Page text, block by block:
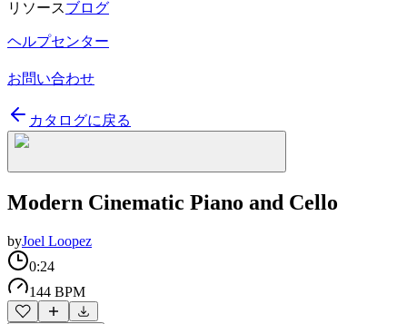
リソースブログ
ヘルプセンター
お問い合わせ
カタログに戻る
Modern Cinematic Piano and Cello
byJoel Loopez
0:24
144 BPM